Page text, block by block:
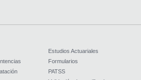
Estudios Actuariales
Formularios
PATSS